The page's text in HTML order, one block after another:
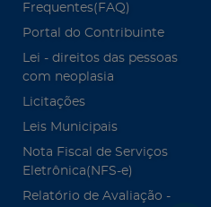
Frequentes(FAQ)
Portal do Contribuinte
Lei - direitos das pessoas
com neoplasia
Licitações
Leis Municipais
Nota Fiscal de Serviços
Eletrônica(NFS-e)
Relatório de Avaliação -